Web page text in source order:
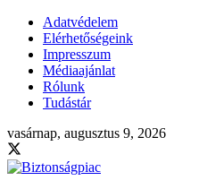
Adatvédelem
Elérhetőségeink
Impresszum
Médiaajánlat
Rólunk
Tudástár
vasárnap, augusztus 9, 2026